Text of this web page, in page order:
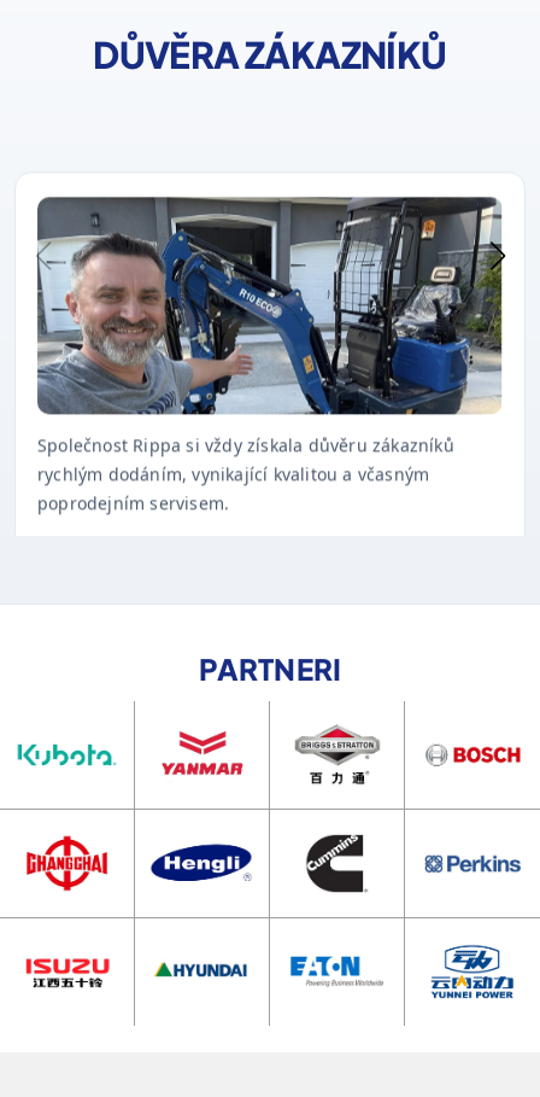
DŮVĚRA ZÁKAZNÍKŮ
Společnost Rippa si vždy získala důvěru zákazníků
rychlým dodáním, vynikající kvalitou a včasným
poprodejním servisem.
PARTNERI